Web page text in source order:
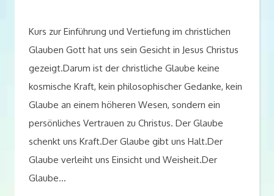
Kurs zur Einführung und Vertiefung im christlichen
Glauben Gott hat uns sein Gesicht in Jesus Christus
gezeigt.Darum ist der christliche Glaube keine
kosmische Kraft, kein philosophischer Gedanke, kein
Glaube an einem höheren Wesen, sondern ein
persönliches Vertrauen zu Christus. Der Glaube
schenkt uns Kraft.Der Glaube gibt uns Halt.Der
Glaube verleiht uns Einsicht und Weisheit.Der
Glaube…